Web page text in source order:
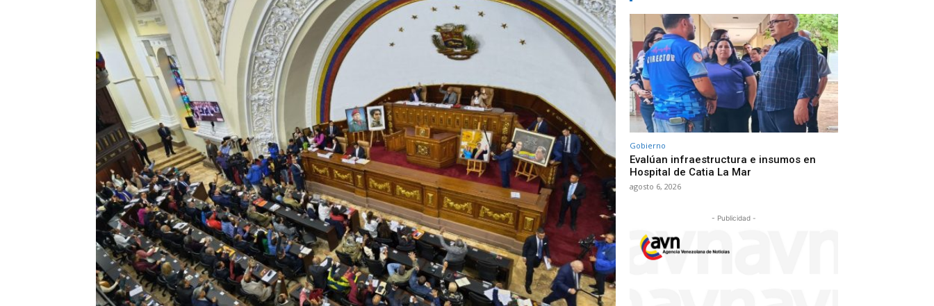
Gobierno
Evalúan infraestructura e insumos en
Hospital de Catia La Mar
agosto 6, 2026
- Publicidad -